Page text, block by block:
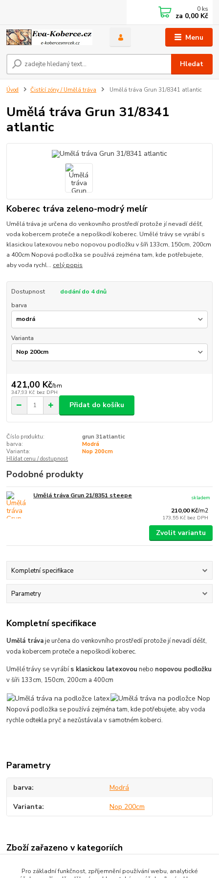
Menu
Hledat
0 ks
za 0,00 Kč
Úvod Čistící zóny / Umělá tráva Umělá tráva Grun 31/8341 atlantic
Umělá tráva Grun 31/8341
atlantic
Koberec tráva zeleno-modrý melír
Umělá tráva je určena do venkovního prostředí protože jí nevadí déšť,
voda kobercem proteče a nepoškodí koberec. Umělé trávy se vyrábí s
klasickou latexovou nebo nopovou podložku v šíři 133cm, 150cm, 200cm
a 400cm Nopová podložka se používá zejména tam, kde potřebujete,
aby voda rychl... celý popis
Dostupnost
dodání do 4 dnů
barva
Varianta
421,00 Kč/bm
347,93 Kč bez DPH
Přidat do košíku
Číslo produktu:
grun 31atlantic
barva:
Modrá
Varianta:
Nop 200cm
Hlídat cenu / dostupnost
Podobné produkty
Umělá tráva Grun 21/8351 steepe
210,00 Kč/m2
173,55 Kč bez DPH
skladem
Zvolit variantu
Kompletní specifikace
Parametry
Kompletní specifikace
Umělá trávaje určena do venkovního prostředí protože jí nevadí déšť,
voda kobercem proteče a nepoškodí koberec.
Umělé trávy se vyrábí s klasickou latexovou nebo nopovou podložku
v šíři 133cm, 150cm, 200cm a 400cm
Nopová podložka se používá zejména tam, kde potřebujete, aby voda
rychle odtekla pryč a nezůstávala v samotném koberci.
Parametry
barva Modrá
Varianta Nop 200cm
Zboží zařazeno v kategoriích
Pro základní funkčnost, zpříjemnění používání webu, analytické